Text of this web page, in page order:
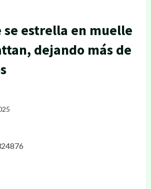
se estrella en muelle
dejando más de